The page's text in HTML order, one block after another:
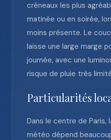
créneaux les plus
matinée ou en soirée,
moins présente. Le
laisse une large marge
journée, avec une
risque de pluie très
Particularités
Dans le centre de Paris,
météo dépend